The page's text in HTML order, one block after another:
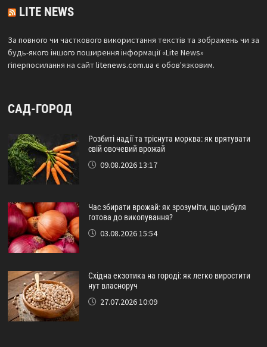
LITE NEWS
За повного чи часткового використання текстів та зображень чи за
будь-якого іншого поширення інформації «Lite News»
гіперпосилання на сайтlitenews.com.ua є обов'язковим.
САД-ГОРОД
Розбиті надії та тріснута морква: як врятувати
свій овочевий врожай
09.08.2026 13:17
Час збирати врожай: як зрозуміти, що цибуля
готова до викопування?
03.08.2026 15:54
Східна екзотика на городі: як легко виростити
нут власноруч
27.07.2026 10:09